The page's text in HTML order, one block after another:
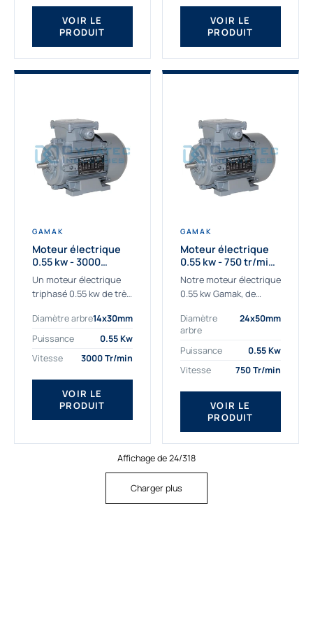
VOIR LE
PRODUIT
VOIR LE
PRODUIT
GAMAK
Moteur électrique
0.55 kw - 3000
Tr/min - 230/400V -
IE2
Un moteur électrique
triphasé 0.55 kw de très
vos applications les
plus exigeantes.
triphasé 0.55
kw Gamak...
Diamètre arbre14x30mm
Puissance
0.55 Kw
Vitesse
3000 Tr/min
VOIR LE
PRODUIT
GAMAK
Moteur électrique
0.55 kw - 750 tr/min -
230/400V - IE2
Notre moteur électrique
0.55 kw Gamak, de
adapté à toutes les
applications. Nous
déterminons,
fournissons
des moteurs
asynchrones depuis
Diamètre
arbre
24x50mm
Puissance
0.55 Kw
Vitesse
750 Tr/min
VOIR LE
PRODUIT
Affichage de 24/318
Charger plus